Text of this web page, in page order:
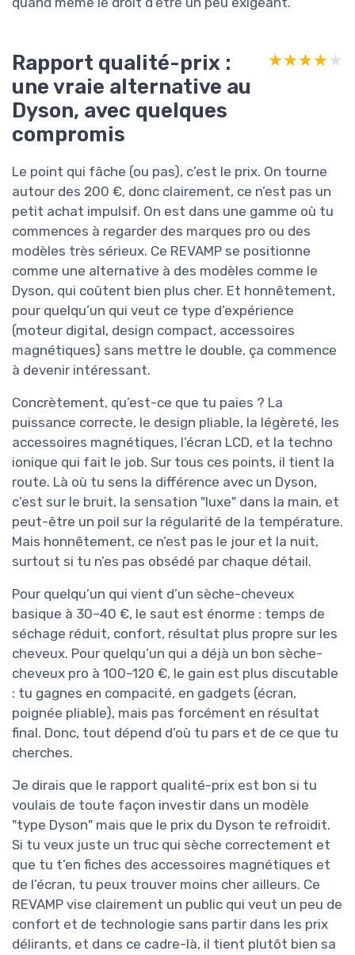
Rapport qualité-prix :
une vraie alternative au
Dyson, avec quelques
compromis
★★★★★
★★★★★
Le point qui fâche (ou pas), c’est le prix. On tourne
autour des 200 €, donc clairement, ce n’est pas un
petit achat impulsif. On est dans une gamme où tu
commences à regarder des marques pro ou des
modèles très sérieux. Ce REVAMP se positionne
comme une alternative à des modèles comme le
Dyson, qui coûtent bien plus cher. Et honnêtement,
pour quelqu’un qui veut ce type d’expérience
(moteur digital, design compact, accessoires
magnétiques) sans mettre le double, ça commence
à devenir intéressant.
Concrètement, qu’est-ce que tu paies ? La
puissance correcte, le design pliable, la légèreté, les
accessoires magnétiques, l’écran LCD, et la techno
ionique qui fait le job. Sur tous ces points, il tient la
route. Là où tu sens la différence avec un Dyson,
c’est sur le bruit, la sensation "luxe" dans la main, et
peut-être un poil sur la régularité de la température.
Mais honnêtement, ce n’est pas le jour et la nuit,
surtout si tu n’es pas obsédé par chaque détail.
Pour quelqu’un qui vient d’un sèche-cheveux
basique à 30–40 €, le saut est énorme : temps de
séchage réduit, confort, résultat plus propre sur les
cheveux. Pour quelqu’un qui a déjà un bon sèche-
cheveux pro à 100–120 €, le gain est plus discutable
: tu gagnes en compacité, en gadgets (écran,
poignée pliable), mais pas forcément en résultat
final. Donc, tout dépend d’où tu pars et de ce que tu
cherches.
Je dirais que le rapport qualité-prix est bon si tu
voulais de toute façon investir dans un modèle
"type Dyson" mais que le prix du Dyson te refroidit.
Si tu veux juste un truc qui sèche correctement et
que tu t’en fiches des accessoires magnétiques et
de l’écran, tu peux trouver moins cher ailleurs. Ce
REVAMP vise clairement un public qui veut un peu de
confort et de technologie sans partir dans les prix
délirants, et dans ce cadre-là, il tient plutôt bien sa